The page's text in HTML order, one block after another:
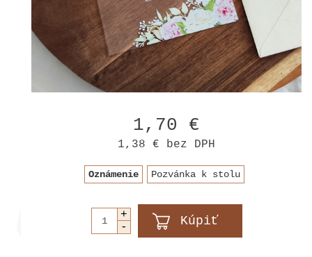
1,70 €
1,38 € bez DPH
Oznámenie Pozvánka k stolu